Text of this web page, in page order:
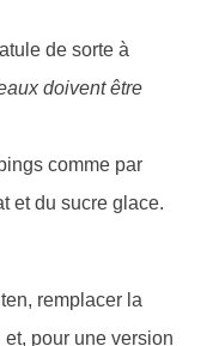
de sorte à
doivent être
comme par
et du sucre glace.
remplacer la
pour une version